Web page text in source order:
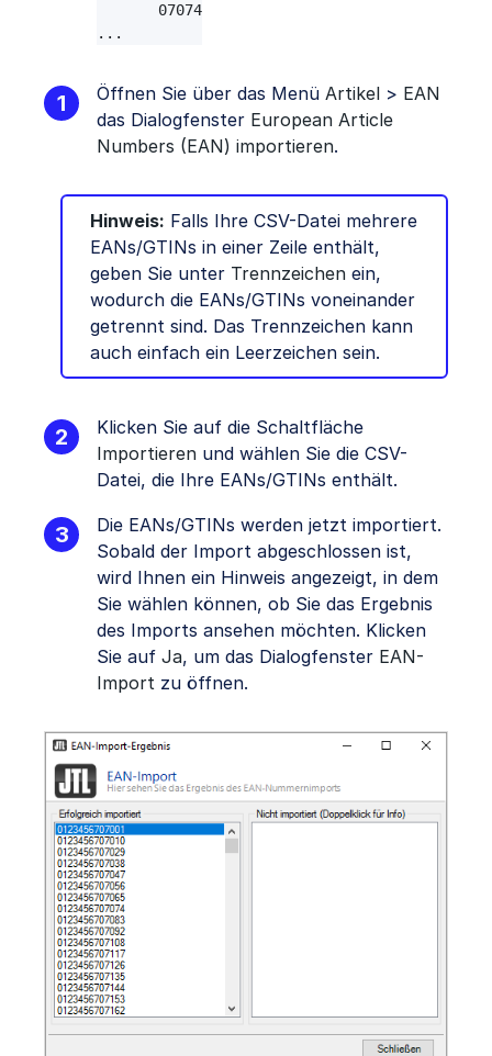
123456707074
...
Öffnen Sie über das Menü Artikel > EAN
das Dialogfenster European Article
Numbers (EAN) importieren.
Hinweis: Falls Ihre CSV-Datei mehrere
EANs/GTINs in einer Zeile enthält,
geben Sie unter Trennzeichen ein,
wodurch die EANs/GTINs voneinander
getrennt sind. Das Trennzeichen kann
auch einfach ein Leerzeichen sein.
Klicken Sie auf die Schaltfläche
Importieren und wählen Sie die CSV-
Datei, die Ihre EANs/GTINs enthält.
Die EANs/GTINs werden jetzt importiert.
Sobald der Import abgeschlossen ist,
wird Ihnen ein Hinweis angezeigt, in dem
Sie wählen können, ob Sie das Ergebnis
des Imports ansehen möchten. Klicken
Sie auf Ja, um das Dialogfenster EAN-
Import zu öffnen.